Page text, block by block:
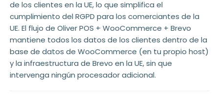
de los clientes en la UE, lo que simplifica el
cumplimiento del RGPD para los comerciantes de la
UE. El flujo de Oliver POS + WooCommerce + Brevo
mantiene todos los datos de los clientes dentro de la
base de datos de WooCommerce (en tu propio host)
y la infraestructura de Brevo en la UE, sin que
intervenga ningún procesador adicional.